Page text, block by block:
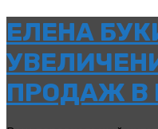
ЕЛЕНА
БУКИНА.
ONLINE
ЕЛЕНА
ПРОДАЖ В